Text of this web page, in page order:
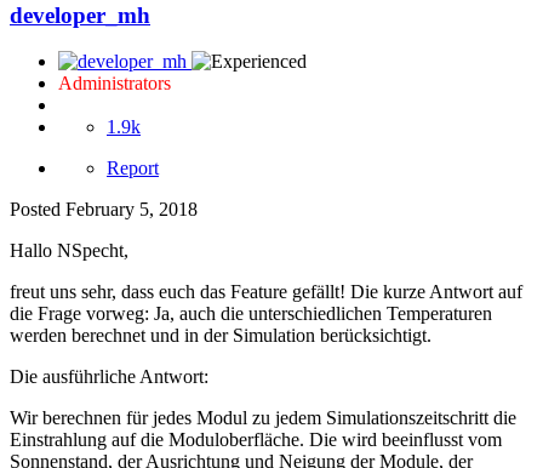
developer_mh
Administrators
1.9k
Report
Posted February 5, 2018
Hallo NSpecht,
freut uns sehr, dass euch das Feature gefällt! Die kurze Antwort auf
die Frage vorweg: Ja, auch die unterschiedlichen Temperaturen
werden berechnet und in der Simulation berücksichtigt.
Die ausführliche Antwort:
Wir berechnen für jedes Modul zu jedem Simulationszeitschritt die
Einstrahlung auf die Moduloberfläche. Die wird beeinflusst vom
Sonnenstand, der Ausrichtung und Neigung der Module, der